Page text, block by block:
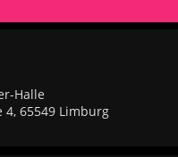
Halle
4, 65549 Limburg